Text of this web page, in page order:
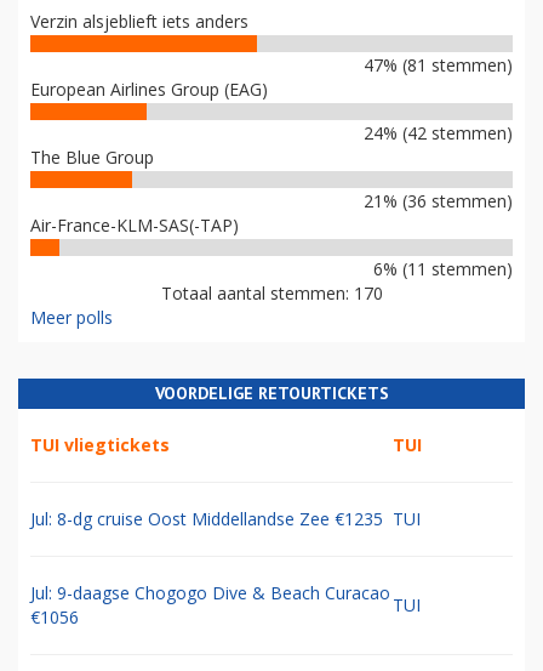
Verzin alsjeblieft iets anders
47% (81 stemmen)
European Airlines Group (EAG)
24% (42 stemmen)
The Blue Group
21% (36 stemmen)
Air-France-KLM-SAS(-TAP)
6% (11 stemmen)
Totaal aantal stemmen: 170
Meer polls
VOORDELIGE RETOURTICKETS
TUI vliegtickets TUI
Jul: 8-dg cruise Oost Middellandse Zee €1235 TUI
Jul: 9-daagse Chogogo Dive & Beach Curacao
€1056
TUI